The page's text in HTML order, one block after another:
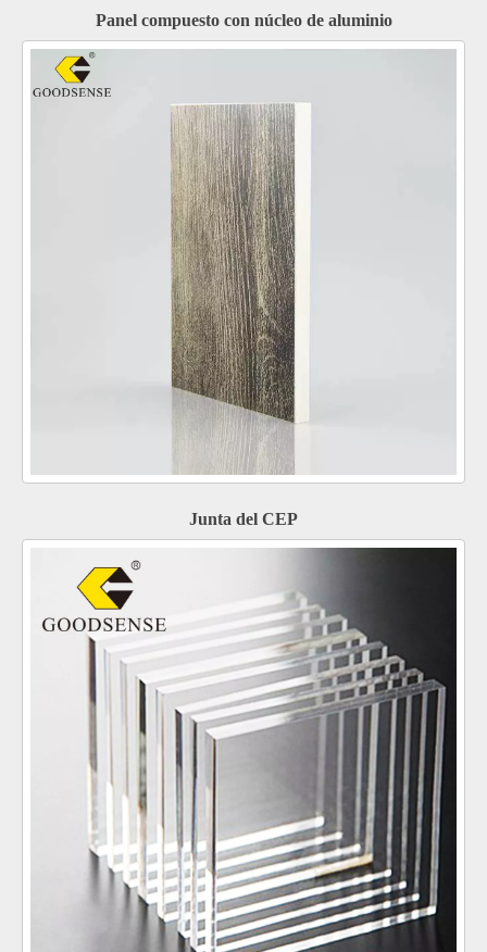
Panel compuesto con núcleo de aluminio
Junta del CEP